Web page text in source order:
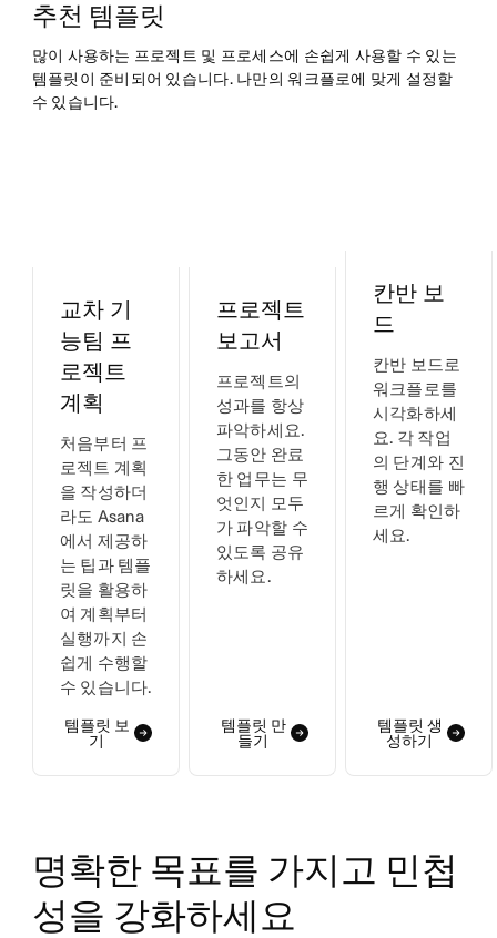
추천 템플릿
많이 사용하는 프로젝트 및 프로세스에 손쉽게 사용할 수 있는
템플릿이 준비되어 있습니다. 나만의 워크플로에 맞게 설정할
수 있습니다.
교차 기
능팀 프
로젝트
계획
처음부터 프
로젝트 계획
을 작성하더
라도 Asana
에서 제공하
는 팁과 템플
릿을 활용하
여 계획부터
실행까지 손
쉽게 수행할
수 있습니다.
템플릿 보
기
프로젝트
보고서
프로젝트의
성과를 항상
파악하세요.
그동안 완료
한 업무는 무
엇인지 모두
가 파악할 수
있도록 공유
하세요.
템플릿 만
들기
칸반 보
드
칸반 보드로
워크플로를
시각화하세
요. 각 작업
의 단계와 진
행 상태를 빠
르게 확인하
세요.
템플릿 생
성하기
명확한 목표를 가지고 민첩
성을 강화하세요